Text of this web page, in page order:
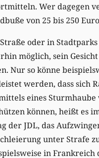
Wer dagegen
von 25 bis 250
oder in Stadtparks
möglich, sein
Nur so könne
werden, dass sich
eines Sturmhaube
können, heißt es
der JDL, das
unter Strafe
in Frankreich